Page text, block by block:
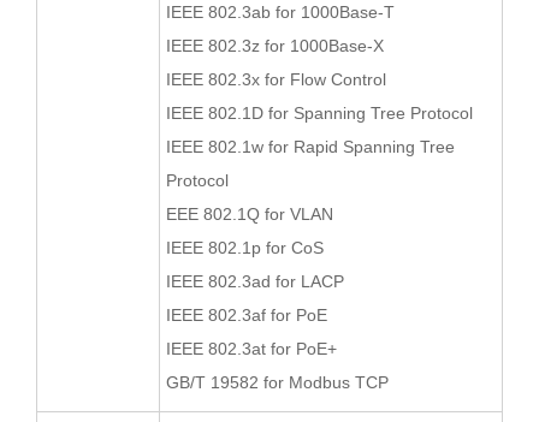
IEEE 802.3ab for 1000Base-T
IEEE 802.3z for 1000Base-X
IEEE 802.3x for Flow Control
IEEE 802.1D for Spanning Tree Protocol
IEEE 802.1w for Rapid Spanning Tree
Protocol
EEE 802.1Q for VLAN
IEEE 802.1p for CoS
IEEE 802.3ad for LACP
IEEE 802.3af for PoE
IEEE 802.3at for PoE+
GB/T 19582 for Modbus TCP